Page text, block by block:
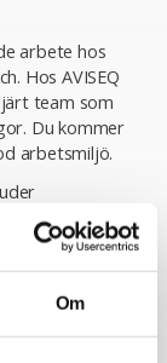
Om
arbete hos
Hos AVISEQ
team som
Du kommer
arbetsmiljö.
så att du
är av största